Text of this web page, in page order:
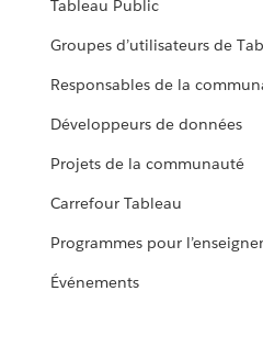
Tableau Public
Groupes d’utilisateurs de
Responsables de la
Développeurs de données
Projets de la communauté
Carrefour Tableau
Programmes pour
Événements